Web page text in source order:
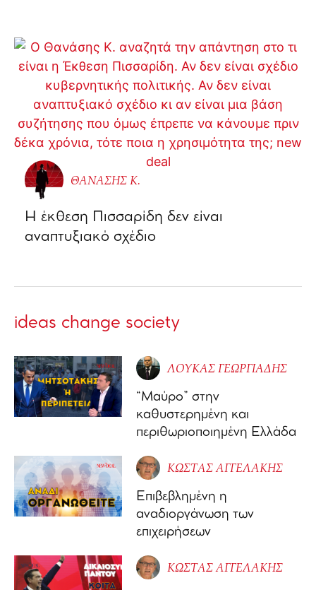
ΘΑΝΑΣΗΣ Κ.
Η έκθεση Πισσαρίδη δεν είναι
αναπτυξιακό σχέδιο
ideas change society
ΛΟΥΚΑΣ ΓΕΩΡΓΙΑΔΗΣ
“Μαύρο” στην
καθυστερημένη και
περιθωριοποιημένη Ελλάδα
ΚΩΣΤΑΣ ΑΓΓΕΛΑΚΗΣ
Επιβεβλημένη η
αναδιοργάνωση των
επιχειρήσεων
ΚΩΣΤΑΣ ΑΓΓΕΛΑΚΗΣ